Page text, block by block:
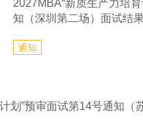
2027MBA“新质生产力培
知（深圳第二场）面试结
通知
划”预审面试第14号通知（